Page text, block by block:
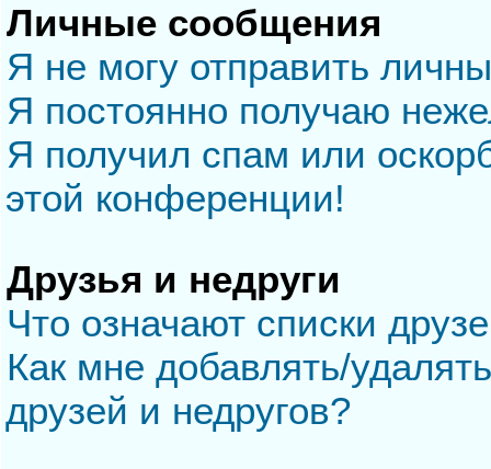
Личные сообщения
Я не могу отправить
Я постоянно получаю
Я получил спам или
этой конференции!
Друзья и недруги
Что означают списки
Как мне добавлять/
друзей и недругов?